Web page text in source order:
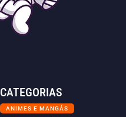
CATEGORIAS
ANIMES E MANGÁS